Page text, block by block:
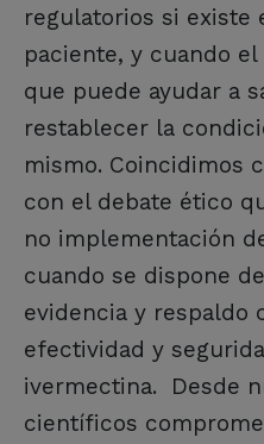
regulatorios si existe
paciente, y cuando
que puede ayudar a
restablecer la
mismo. Coincidimos
con el debate ético
no implementación
cuando se dispone
evidencia y respaldo
efectividad y
ivermectina. Desde
científicos